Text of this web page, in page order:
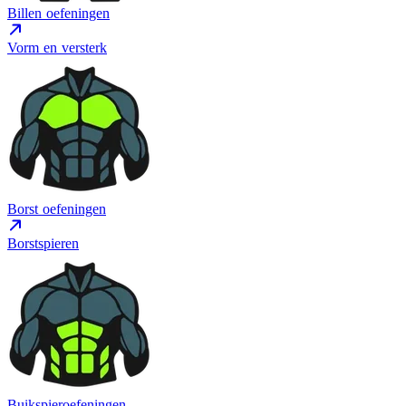
Billen oefeningen
Vorm en versterk
Borst oefeningen
Borstspieren